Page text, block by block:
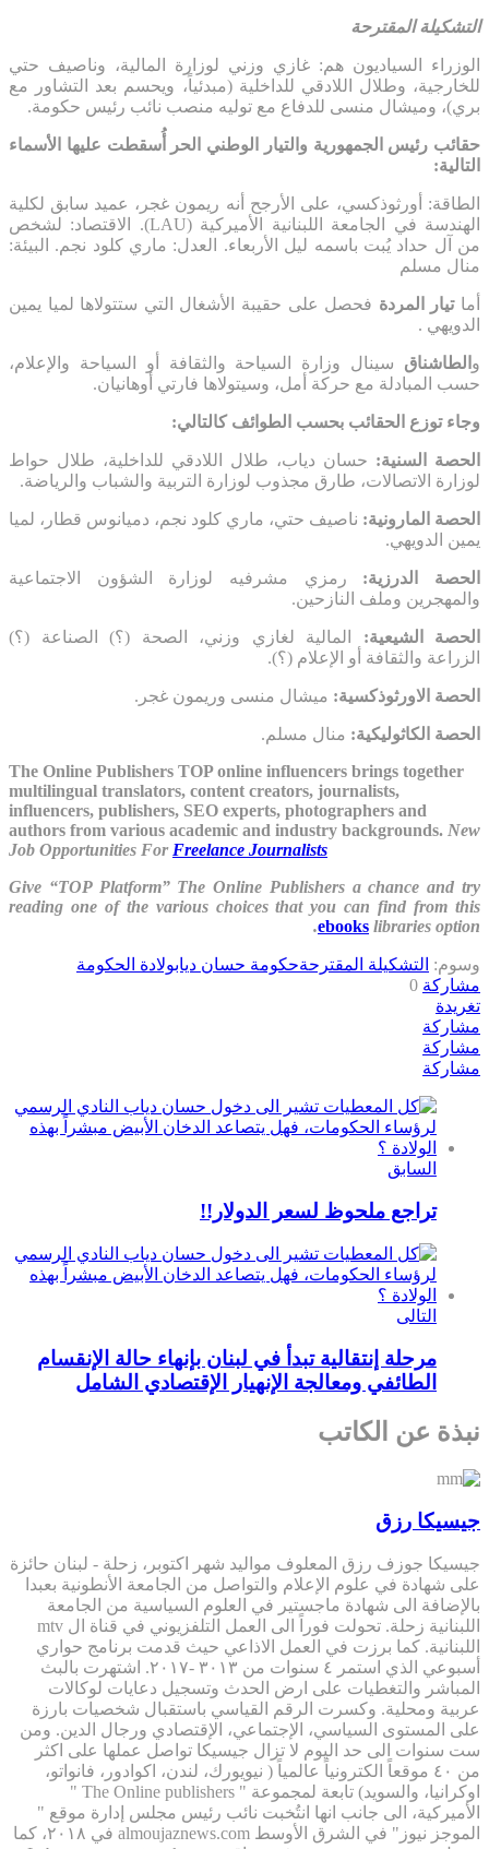
التشكيلة المقترحة
الوزراء السياديون هم: غازي وزني لوزارة المالية، وناصيف حتي
للخارجية، وطلال اللادقي للداخلية (مبدئياً، ويحسم بعد التشاور مع
بري)، وميشال منسى للدفاع مع توليه منصب نائب رئيس حكومة.
حقائب رئيس الجمهورية والتيار الوطني الحر أُسقطت عليها الأسماء
التالية:
الطاقة: أورثوذكسي، على الأرجح أنه ريمون غجر، عميد سابق لكلية
الهندسة في الجامعة اللبنانية الأميركية (LAU). الاقتصاد: لشخص
من آل حداد يُبت باسمه ليل الأربعاء. العدل: ماري كلود نجم. البيئة:
منال مسلم
أماتيار المردة فحصل على حقيبة الأشغال التي ستتولاها لميا يمين
الدويهي .
و الطاشناق سينال وزارة السياحة والثقافة أو السياحة والإعلام،
حسب المبادلة مع حركة أمل، وسيتولاها فارتي أوهانيان.
وجاء توزع الحقائب بحسب الطوائف كالتالي:
الحصة السنية: حسان دياب، طلال اللادقي للداخلية، طلال حواط
لوزارة الاتصالات، طارق مجذوب لوزارة التربية والشباب والرياضة.
الحصة المارونية: ناصيف حتي، ماري كلود نجم، دميانوس قطار، لميا
يمين الدويهي.
الحصة الدرزية: رمزي مشرفيه لوزارة الشؤون الاجتماعية
والمهجرين وملف النازحين.
الحصة الشيعية: المالية لغازي وزني، الصحة (؟) الصناعة (؟)
الزراعة والثقافة أو الإعلام (؟).
الحصة الاورثوذكسية: ميشال منسى وريمون غجر.
الحصة الكاثوليكية: منال مسلم.
The Online Publishers TOP online influencers brings together
multilingual translators, content creators, journalists,
influencers, publishers, SEO experts, photographers and
authors from various academic and industry backgrounds. New
Job Opportunities For Freelance Journalists
Give “TOP Platform” The Online Publishers a chance and try
reading one of the various choices that you can find from this
ebooks libraries option.
وسوم: التشكيلة المقترحةحكومة حسان ديابولادة الحكومة
مشاركة 0
تغريدة
مشاركة
مشاركة
مشاركة
السابق
تراجع ملحوظ لسعر الدولار!!
التالى
مرحلة إنتقالية تبدأ في لبنان بإنهاء حالة الإنقسام
الطائفي ومعالجة الإنهيار الإقتصادي الشامل
نبذة عن الكاتب
جيسيكا رزق
جيسيكا جوزف رزق المعلوف مواليد شهر اكتوبر، زحلة - لبنان حائزة
على شهادة في علوم الإعلام والتواصل من الجامعة الأنطونية بعبدا
بالإضافة الى شهادة ماجستير في العلوم السياسية من الجامعة
اللبنانية زحلة. تحولت فوراً الى العمل التلفزيوني في قناة ال mtv
اللبنانية. كما برزت في العمل الاذاعي حيث قدمت برنامج حواري
أسبوعي الذي استمر ٤ سنوات من ٣٠١٣ -٢٠١٧. اشتهرت بالبث
المباشر والتغطيات على ارض الحدث وتسجيل دعايات لوكالات
عربية ومحلية. وكسرت الرقم القياسي باستقبال شخصيات بارزة
على المستوى السياسي، الإجتماعي، الإقتصادي ورجال الدين. ومن
ست سنوات الى حد اليوم لا تزال جيسيكا تواصل عملها على اكثر
من ٤٠ موقعاً الكترونياً عالمياً ( نيويورك، لندن، اكوادور، فانواتو،
اوكرانيا، والسويد) تابعة لمجموعة " The Online publishers "
الأميركية، الى جانب انها انتُخبت نائب رئيس مجلس إدارة موقع "
الموجز نيوز" في الشرق الأوسط almoujaznews.com في ٢٠١٨، كما